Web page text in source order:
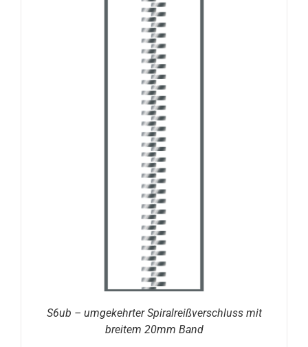
S6ub – umgekehrter Spiralreißverschluss mit
breitem 20mm Band